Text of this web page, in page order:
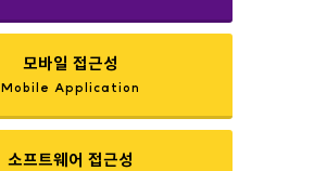
모바일 접근성
Mobile Application
소프트웨어 접근성